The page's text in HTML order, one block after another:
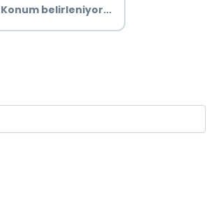
Konum belirleniyor...